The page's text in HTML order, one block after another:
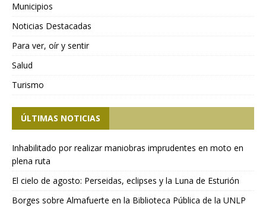
Municipios
Noticias Destacadas
Para ver, oír y sentir
Salud
Turismo
ÚLTIMAS NOTICIAS
Inhabilitado por realizar maniobras imprudentes en moto en
plena ruta
El cielo de agosto: Perseidas, eclipses y la Luna de Esturión
Borges sobre Almafuerte en la Biblioteca Pública de la UNLP